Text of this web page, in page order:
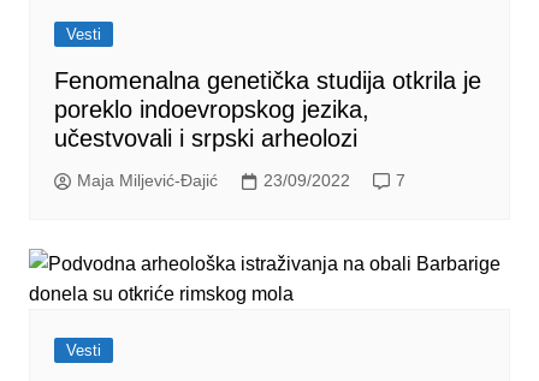
Vesti
Fenomenalna genetička studija otkrila je
poreklo indoevropskog jezika,
učestvovali i srpski arheolozi
Maja Miljević-Đajić 23/09/2022 7
Vesti